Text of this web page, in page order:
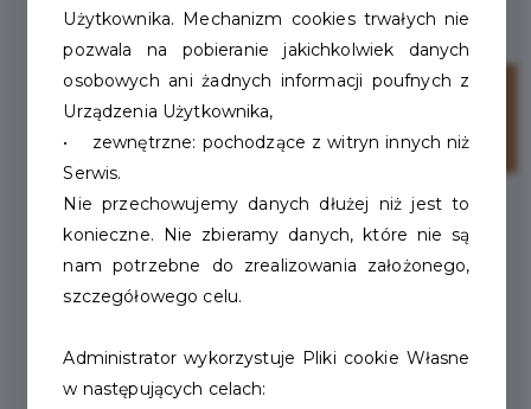
maj
Użytkownika. Mechanizm cookies trwałych nie
pozwala na pobieranie jakichkolwiek danych
osobowych ani żadnych informacji poufnych z
Urządzenia Użytkownika,
• zewnętrzne: pochodzące z witryn innych niż
Serwis.
Nie przechowujemy danych dłużej niż jest to
konieczne. Nie zbieramy danych, które nie są
nam potrzebne do zrealizowania założonego,
szczegółowego celu.
Administrator wykorzystuje Pliki cookie Własne
w następujących celach: